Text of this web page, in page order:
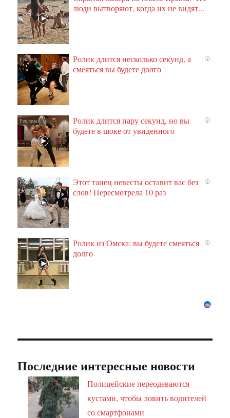
люди вытворяют, когда их не видят...
i
Ролик длится несколько секунд, а
смеяться вы будете долго
i
Ролик длится пару секунд, но вы
будете в шоке от увиденного
i
Этот танец невесты оставит вас без
слов! Пересмотрела 10 раз
i
Ролик из Омска: вы будете смеяться
долго
Последние интересные новости
Полицейские переодеваются
кустами, чтобы ловить водителей
со смартфонами